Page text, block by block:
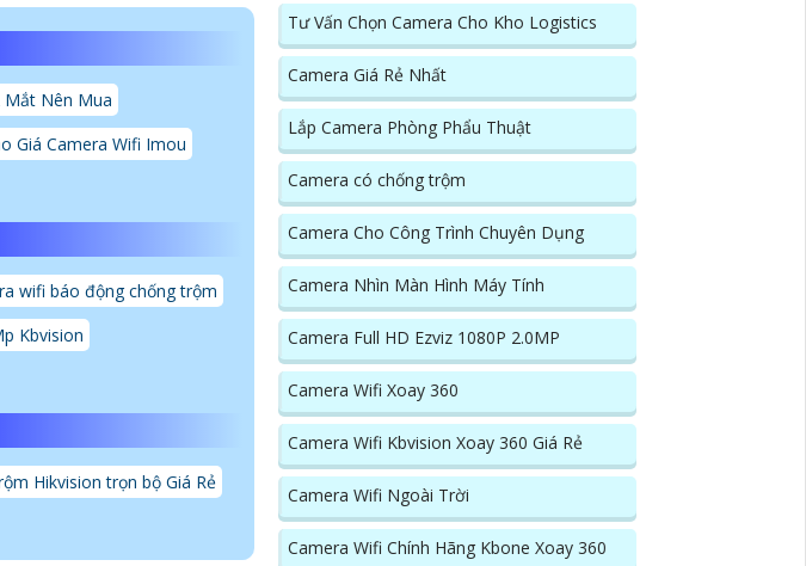
Mắt Nên Mua
Giá Camera Wifi Imou
wifi báo động chống trộm
Kbvision
Hikvision trọn bộ Giá Rẻ
Tư Vấn Chọn Camera Cho Kho Logistics
Camera Giá Rẻ Nhất
Lắp Camera Phòng Phẩu Thuật
Camera có chống trộm
Camera Cho Công Trình Chuyên Dụng
Camera Nhìn Màn Hình Máy Tính
Camera Full HD Ezviz 1080P 2.0MP
Camera Wifi Xoay 360
Camera Wifi Kbvision Xoay 360 Giá Rẻ
Camera Wifi Ngoài Trời
Camera Wifi Chính Hãng Kbone Xoay 360